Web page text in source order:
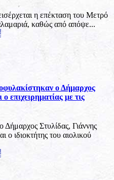
η επέκταση του Μετρό
καθώς από απόψε...
ο Δήμαρχος
επιχειρηματίας με τις
Δήμαρχος Στυλίδας, Γιάννης
ιδιοκτήτης του αιολικού